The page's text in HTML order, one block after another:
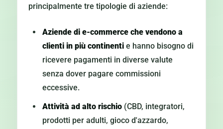
principalmente tre tipologie di aziende:
Aziende di e-commerce che vendono a
clienti in più continenti e hanno bisogno di
ricevere pagamenti in diverse valute
senza dover pagare commissioni
eccessive.
Attività ad alto rischio (CBD, integratori,
prodotti per adulti, gioco d'azzardo,